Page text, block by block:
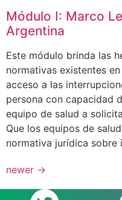
Módulo I: Marco
Argentina
Este módulo brinda las
normativas existentes
acceso a las
persona con capacidad
equipo de salud a
Que los equipos de
normativa jurídica
newer →